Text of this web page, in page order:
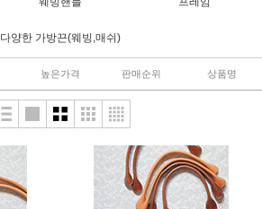
다양한 가방끈(웨빙,매쉬)
높은가격 판매순위 상품명